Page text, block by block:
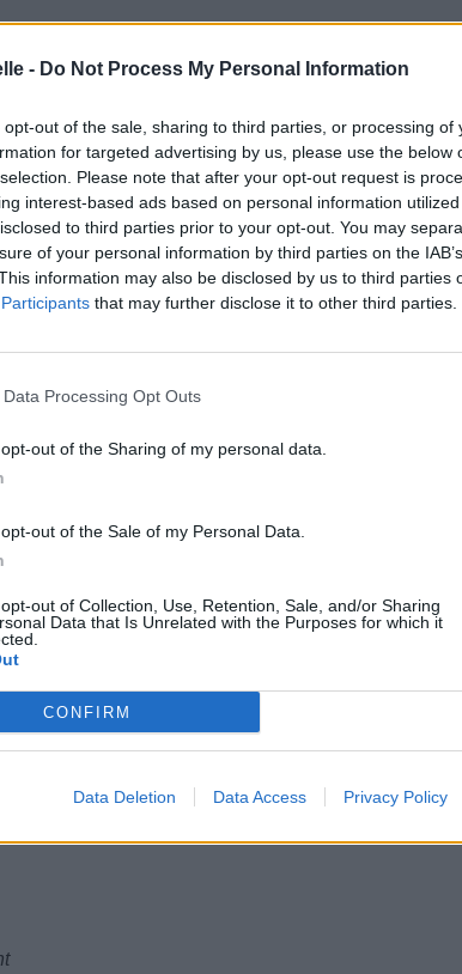
- Do Not Process My Personal Information
opt-out of the sale, sharing to third parties, or processing of
for targeted advertising by us, please use the below
Please note that after your opt-out request is
interest-based ads based on personal information
to third parties prior to your opt-out. You may
of your personal information by third parties on the
information may also be disclosed by us to third parties
that may further disclose it to other third parties.
Data Processing Opt Outs
out of the Sharing of my personal data.
out of the Sale of my Personal Data.
out of Collection, Use, Retention, Sale, and/or Sharing
Data that Is Unrelated with the Purposes for which it
CONFIRM
Data Deletion Data Access Privacy Policy
voleur de joie
enfants ont besoin d'être nourris
enfants ont besoin d'être nourris
de cette maison